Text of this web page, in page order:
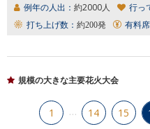
例年の人出： 約2000人 行っ
打ち上げ数： 約200発 有料席
規模の大きな主要花火大会
1 … 14 15